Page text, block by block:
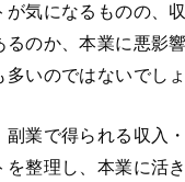
が気になるものの、
るのか、本業に悪影
いのではないでしょ
副業で得られる収入
を整理し、本業に活